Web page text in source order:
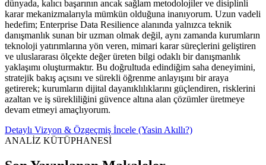
dünyada, kalıcı başarının ancak sağlam metodolojiler ve disiplinli
karar mekanizmalarıyla mümkün olduğuna inanıyorum. Uzun vadeli
hedefim; Enterprise Data Resilience alanında yalnızca teknik
danışmanlık sunan bir uzman olmak değil, aynı zamanda kurumların
teknoloji yatırımlarına yön veren, mimari karar süreçlerini geliştiren
ve uluslararası ölçekte değer üreten bilgi odaklı bir danışmanlık
yaklaşımı oluşturmaktır. Bu doğrultuda edindiğim saha deneyimini,
stratejik bakış açısını ve sürekli öğrenme anlayışını bir araya
getirerek; kurumların dijital dayanıklılıklarını güçlendiren, risklerini
azaltan ve iş sürekliliğini güvence altına alan çözümler üretmeye
devam etmeyi amaçlıyorum.
Detaylı Vizyon & Özgeçmiş İncele (Yasin Akıllı?)
ANALİZ KÜTÜPHANESİ